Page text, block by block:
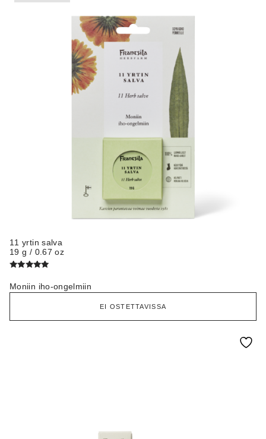
11 yrtin salva
19 g / 0.67 oz
tuotteesta:
5.00/ 5
Moniin iho-ongelmiin
EI OSTETTAVISSA